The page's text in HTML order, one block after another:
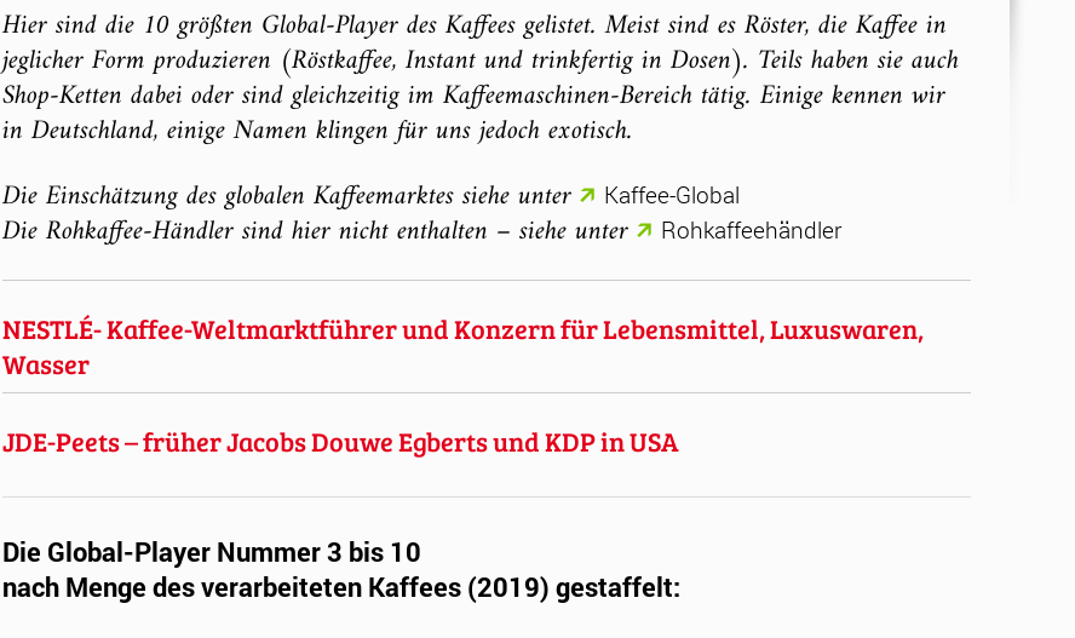
Hier sind die 10 größten Global-Player des Kaffees gelistet. Meist sind es Röster, die Kaffee in
jeglicher Form produzieren (Röstkaffee, Instant und trinkfertig in Dosen). Teils haben sie auch
Shop-Ketten dabei oder sind gleichzeitig im Kaffeemaschinen-Bereich tätig. Einige kennen wir
in Deutschland, einige Namen klingen für uns jedoch exotisch.
Die Einschätzung des globalen Kaffeemarktes siehe unter
Kaffee-Global
Die Rohkaffee-Händler sind hier nicht enthalten – siehe unter Rohkaffeehändler
NESTLÉ- Kaffee-Weltmarktführer und Konzern für Lebensmittel, Luxuswaren,
Wasser
JDE-Peets – früher Jacobs Douwe Egberts und KDP in USA
Die Global-Player Nummer 3 bis 10
nach Menge des verarbeiteten Kaffees (2019) gestaffelt: